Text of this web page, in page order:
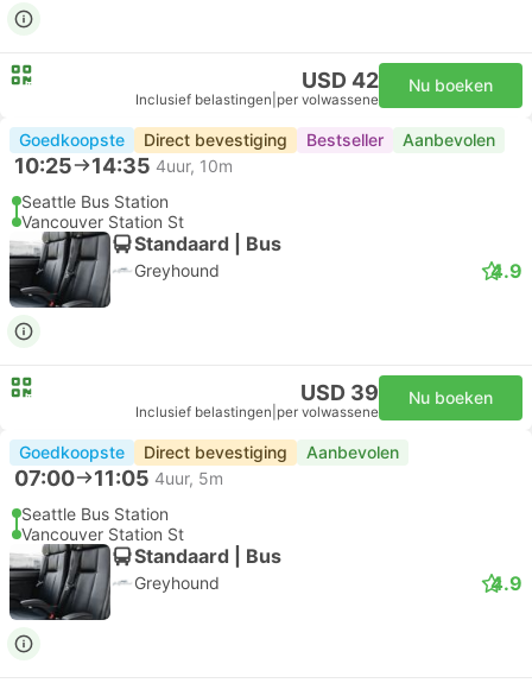
USD 42
Inclusief belastingen per volwassene
Nu boeken
Goedkoopste Direct bevestiging Bestseller Aanbevolen
10:25 14:35 4uur, 10m
Seattle Bus Station
Vancouver Station St
Standaard | Bus
Greyhound 4.9
USD 39
Inclusief belastingen per volwassene
Nu boeken
Goedkoopste Direct bevestiging Aanbevolen
07:00 11:05 4uur, 5m
Seattle Bus Station
Vancouver Station St
Standaard | Bus
Greyhound 4.9